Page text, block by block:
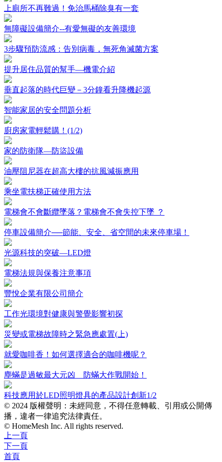
上廁所不再難過！免治馬桶除臭有一套
無障礙設備簡介--有愛無礙的友善環境
3步驟預防流感：告別病毒，無死角滅菌方案
提升居住品質的幫手—機電介紹
垂直起落的時代巨變－3分鐘看升降機起源
智能家居的安全問題分析
廚房家電輕鬆購！(1/2)
家的防衛隊—防盜設備
油壓阻尼器在超高大樓的抗風減振應用
乘坐電扶梯正確使用方法
電梯會不會斷纜墜落？電梯會不會失控下墜 ？
停車設備簡介──節能、安全、省空間的未來停車場！
光源科技的突破—LED燈
電梯法規與保養注意事項
豐悅企業有限公司簡介
工作光環境對健康與警覺影響初探
災變或電梯故障時之緊急應處置(上)
就愛咖啡香！如何選擇適合的咖啡機呢？
塵蟎是過敏最大元凶 防蟎大作戰開始！
科技應用於LED照明燈具的產品設計創新1/2
© 2024 版權聲明：未經同意，不得任意轉載、引用或公開傳
播，違者一律追究法律責任。
© HomeMesh Inc. All rights reserved.
上一頁
下一頁
首頁